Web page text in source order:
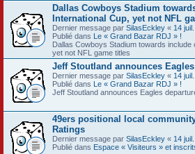
Dallas Cowboys Stadium
International Cup, yet not NFL
Dernier message par SilasEckley « 14
Publié dans Le « Grand Bazar RDJ » !
Dallas Cowboys Stadium towards include
yet not NFL game titles
Jeff Stoutland announces
Dernier message par SilasEckley « 14
Publié dans Le « Grand Bazar RDJ » !
Jeff Stoutland announces Eagles
49ers positional local
Ratings
Dernier message par SilasEckley « 14
Publié dans Espace « Visiteurs » et